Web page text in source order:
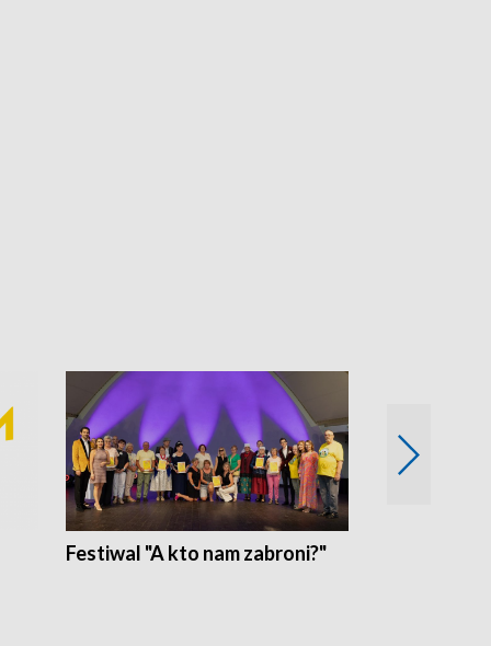
Festiwal "A kto nam zabroni?"